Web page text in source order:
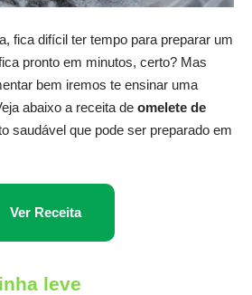
fica difícil ter tempo para preparar um
pronto em minutos, certo? Mas
bem iremos te ensinar uma
abaixo a receita de omelete de
saudável que pode ser preparado em
Ver Receita
leve